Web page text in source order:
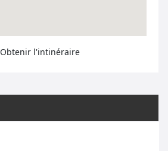
Obtenir l'intinéraire